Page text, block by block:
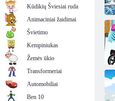
Kūdikių Šviesiai ruda
Animaciniai žaidimai
Švietimo
Kempiniukas
Žemės ūkio
Transformeriai
Automobiliai
Ben 10